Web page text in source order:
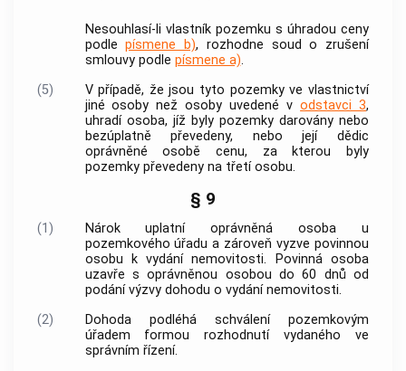
Nesouhlasí-li vlastník pozemku s úhradou ceny
podlepísmene b), rozhodne soud o zrušení
smlouvy podle písmene a).
(5)
V případě, že jsou tyto pozemky ve vlastnictví
jiné osoby než osoby uvedené vodstavci 3,
uhradí osoba, jíž byly pozemky darovány nebo
bezúplatně převedeny, nebo její dědic
oprávněné osobě cenu, za kterou byly
pozemky převedeny na třetí osobu.
§ 9
(1) Nárok uplatníoprávněná osoba u
pozemkového úřadu a zároveň vyzve povinnou
osobu k vydánínemovitosti. Povinná osoba
uzavře soprávněnou osobou do 60 dnů od
podání výzvy dohodu o vydánínemovitosti.
(2)
Dohoda podléhá schválení pozemkovým
úřadem formou rozhodnutí vydaného ve
správním řízení.